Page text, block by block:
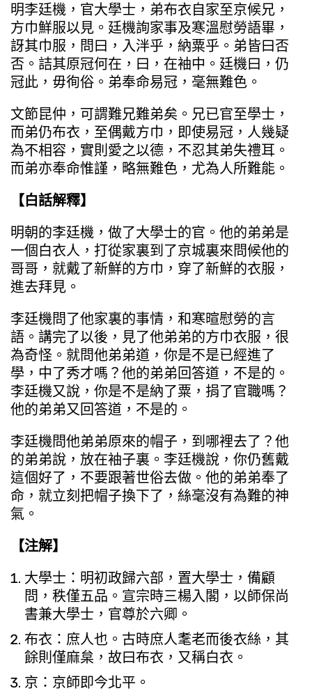
明李廷機，官大學士，弟布衣自家至京候兄，
方巾鮮服以見。廷機詢家事及寒溫慰勞語畢，
訝其巾服，問曰，入泮乎，納粟乎。弟皆曰否
否。詰其原冠何在，曰，在袖中。廷機曰，仍
冠此，毋徇俗。弟奉命易冠，毫無難色。
文節昆仲，可謂難兄難弟矣。兄已官至學士，
而弟仍布衣，至偶戴方巾，即使易冠，人幾疑
為不相容，實則愛之以德，不忍其弟失禮耳。
而弟亦奉命惟謹，略無難色，尤為人所難能。
【白話解釋】
明朝的李廷機，做了大學士的官。他的弟弟是
一個白衣人，打從家裏到了京城裏來問候他的
哥哥，就戴了新鮮的方巾，穿了新鮮的衣服，
進去拜見。
李廷機問了他家裏的事情，和寒暄慰勞的言
語。講完了以後，見了他弟弟的方巾衣服，很
為奇怪。就問他弟弟道，你是不是已經進了
學，中了秀才嗎？他的弟弟回答道，不是的。
李廷機又說，你是不是納了粟，捐了官職嗎？
他的弟弟又回答道，不是的。
李廷機問他弟弟原來的帽子，到哪裡去了？他
的弟弟說，放在袖子裏。李廷機說，你仍舊戴
這個好了，不要跟著世俗去做。他的弟弟奉了
命，就立刻把帽子換下了，絲毫沒有為難的神
氣。
【注解】
大學士：明初政歸六部，置大學士，備顧
問，秩僅五品。宣宗時三楊入閣，以師保尚
書兼大學士，官尊於六卿。
布衣：庶人也。古時庶人耄老而後衣絲，其
餘則僅麻枲，故曰布衣，又稱白衣。
京：京師即今北平。